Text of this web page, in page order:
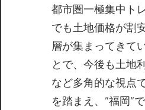
都市圏一極集中ト
でも土地価格が割
層が集まってきて
とで、今後も土地
など多角的な視点
を踏まえ、”福岡”